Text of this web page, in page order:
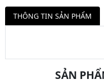
THÔNG TIN SẢN PHẨM
SẢN